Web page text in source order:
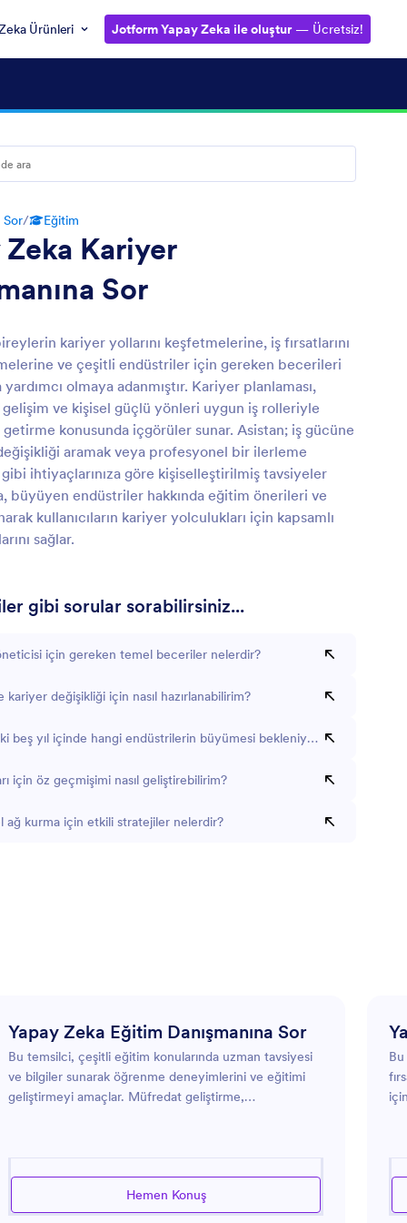
Ürünleri Jotform Yapay Zeka ile oluştur— Ücretsiz!
Sor/ Eğitim
Zeka Kariyer
Sor
kariyer yollarını keşfetmelerine, iş fırsatlarını
ve çeşitli endüstriler için gereken becerileri
yardımcı olmaya adanmıştır. Kariyer planlaması,
ve kişisel güçlü yönleri uygun iş rolleriyle
konusunda içgörüler sunar. Asistan; iş gücüne
aramak veya profesyonel bir ilerleme
ihtiyaçlarınıza göre kişiselleştirilmiş tavsiyeler
büyüyen endüstriler hakkında eğitim önerileri ve
kullanıcıların kariyer yolculukları için kapsamlı
sağlar.
gibi sorular sorabilirsiniz...
için gereken temel beceriler nelerdir?
kariyer değişikliği için nasıl hazırlanabilirim?
beş yıl içinde hangi endüstrilerin büyümesi bekleniyor?
için öz geçmişimi nasıl geliştirebilirim?
ağ kurma için etkili stratejiler nelerdir?
Yapay Zeka Eğitim Danışmanına Sor
Bu temsilci, çeşitli eğitim konularında uzman tavsiyesi
ve bilgiler sunarak öğrenme deneyimlerini ve eğitimi
geliştirmeyi amaçlar. Müfredat geliştirme,
Eğitimciler ve öğrencilerin çeşitli ihtiyaçlarını özel
tavsiye ve kaynaklarla karşılayarak etkin öğretim ve
öğrenme süreçlerini kolaylaştırmaya odaklanmıştır.
Hemen Konuş